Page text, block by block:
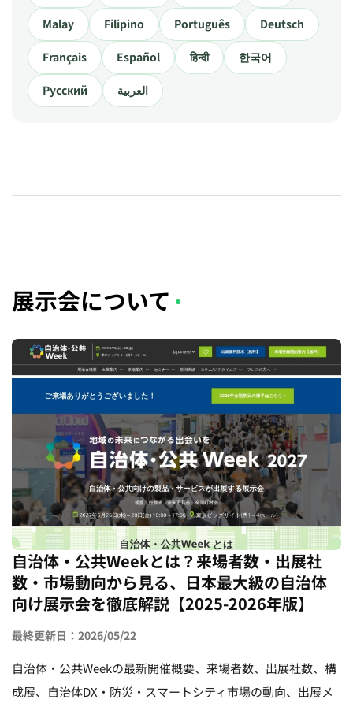
Malay Filipino Português Deutsch
Français Español हिन्दी 한국어
Русский العربية
展示会について
自治体・公共Weekとは？来場者数・出展社
数・市場動向から見る、日本最大級の自治体
向け展示会を徹底解説【2025-2026年版】
最終更新日：2026/05/22
自治体・公共Weekの最新開催概要、来場者数、出展社数、構
成展、自治体DX・防災・スマートシティ市場の動向、出展メ